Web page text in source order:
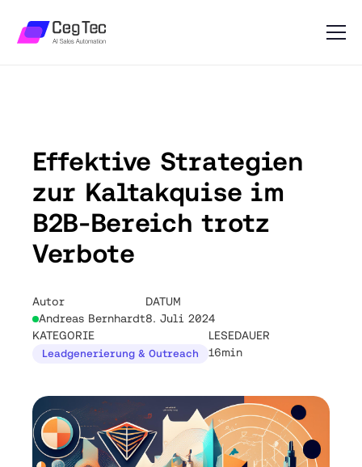
Effektive Strategien
zur Kaltakquise im
B2B-Bereich trotz
Verbote
Autor
Andreas Bernhardt
DATUM
8. Juli 2024
KATEGORIE
Leadgenerierung & Outreach
LESEDAUER
16min